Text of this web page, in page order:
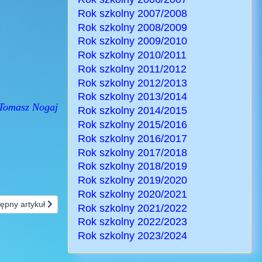
Nogaj
artykuł: Festyn - maj 2000
artykuł
Rok szkolny 2007/2008
Rok szkolny 2008/2009
Rok szkolny 2009/2010
Rok szkolny 2010/2011
Rok szkolny 2011/2012
Rok szkolny 2012/2013
Rok szkolny 2013/2014
Rok szkolny 2014/2015
Rok szkolny 2015/2016
Rok szkolny 2016/2017
Rok szkolny 2017/2018
Rok szkolny 2018/2019
Rok szkolny 2019/2020
Rok szkolny 2020/2021
Rok szkolny 2021/2022
Rok szkolny 2022/2023
Rok szkolny 2023/2024